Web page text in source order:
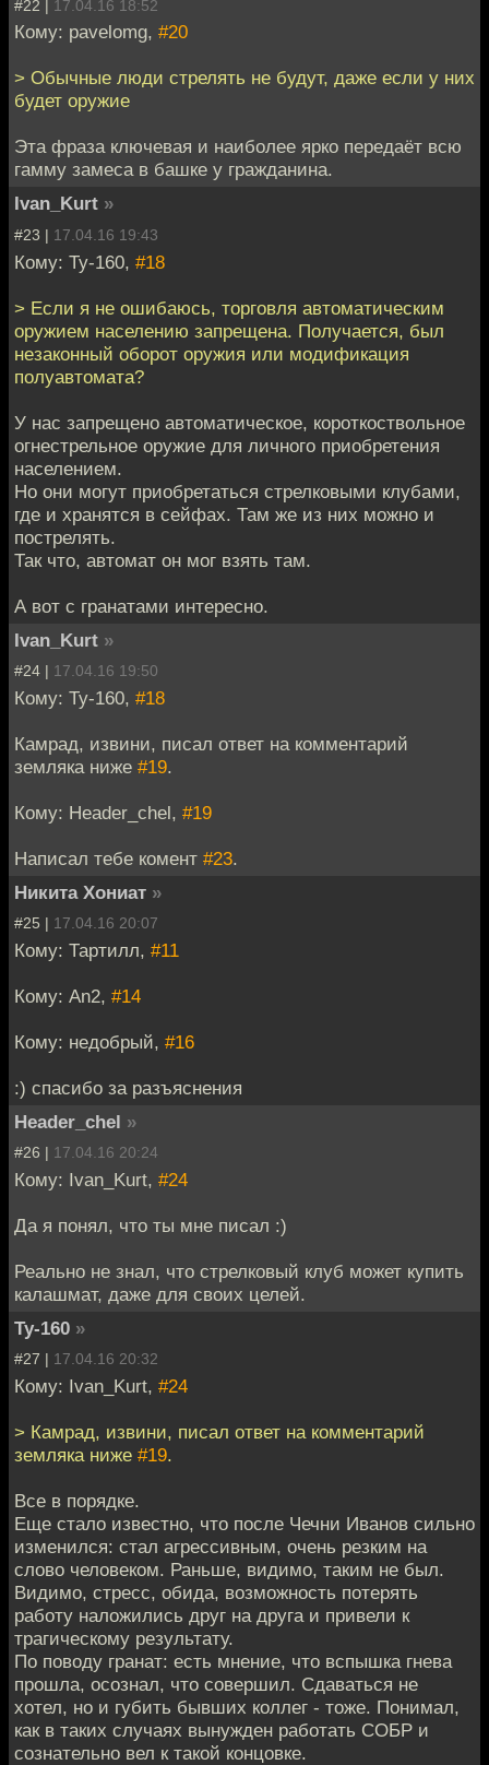
#22 | 17.04.16 18:52
Кому: pavelomg, #20
> Обычные люди стрелять не будут, даже если у них
будет оружие
Эта фраза ключевая и наиболее ярко передаёт всю
гамму замеса в башке у гражданина.
Ivan_Kurt »
#23 | 17.04.16 19:43
Кому: Ту-160, #18
> Если я не ошибаюсь, торговля автоматическим
оружием населению запрещена. Получается, был
незаконный оборот оружия или модификация
полуавтомата?
У нас запрещено автоматическое, короткоствольное
огнестрельное оружие для личного приобретения
населением.
Но они могут приобретаться стрелковыми клубами,
где и хранятся в сейфах. Там же из них можно и
пострелять.
Так что, автомат он мог взять там.
А вот с гранатами интересно.
Ivan_Kurt »
#24 | 17.04.16 19:50
Кому: Ту-160, #18
Камрад, извини, писал ответ на комментарий
земляка ниже #19.
Кому: Header_chel, #19
Написал тебе комент #23.
Никита Хониат »
#25 | 17.04.16 20:07
Кому: Тартилл, #11
Кому: An2, #14
Кому: недобрый, #16
:) спасибо за разъяснения
Header_chel »
#26 | 17.04.16 20:24
Кому: Ivan_Kurt, #24
Да я понял, что ты мне писал :)
Реально не знал, что стрелковый клуб может купить
калашмат, даже для своих целей.
Ту-160 »
#27 | 17.04.16 20:32
Кому: Ivan_Kurt, #24
> Камрад, извини, писал ответ на комментарий
земляка ниже #19.
Все в порядке.
Еще стало известно, что после Чечни Иванов сильно
изменился: стал агрессивным, очень резким на
слово человеком. Раньше, видимо, таким не был.
Видимо, стресс, обида, возможность потерять
работу наложились друг на друга и привели к
трагическому результату.
По поводу гранат: есть мнение, что вспышка гнева
прошла, осознал, что совершил. Сдаваться не
хотел, но и губить бывших коллег - тоже. Понимал,
как в таких случаях вынужден работать СОБР и
сознательно вел к такой концовке.